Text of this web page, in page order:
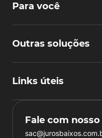
Para você
Outras soluções
Links úteis
Fale com